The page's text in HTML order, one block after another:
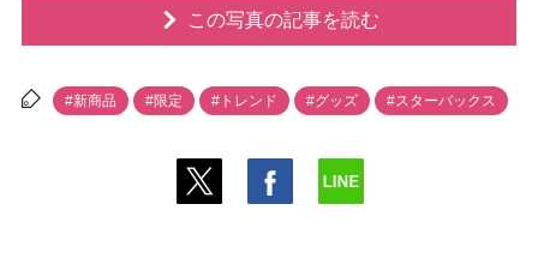
この写真の記事を読む
#新商品 #限定 #トレンド #グッズ #スターバックス